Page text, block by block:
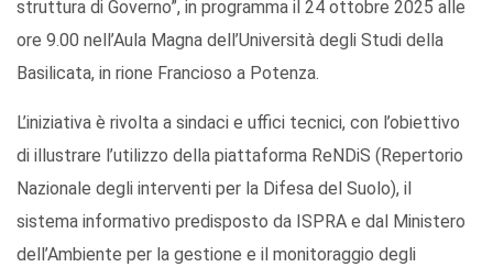
struttura di Governo”, in programma il 24 ottobre 2025 alle
ore 9.00 nell’Aula Magna dell’Università degli Studi della
Basilicata, in rione Francioso a Potenza.
L’iniziativa è rivolta a sindaci e uffici tecnici, con l’obiettivo
di illustrare l’utilizzo della piattaforma ReNDiS (Repertorio
Nazionale degli interventi per la Difesa del Suolo), il
sistema informativo predisposto da ISPRA e dal Ministero
dell’Ambiente per la gestione e il monitoraggio degli